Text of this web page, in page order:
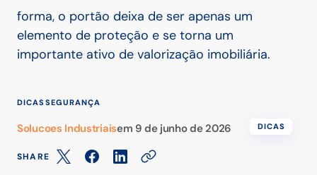
forma, o portão deixa de ser apenas um
elemento de proteção e se torna um
importante ativo de valorização imobiliária.
DICASSEGURANÇA
Solucoes Industriaisem 9 de junho de 2026 DICAS
SHARE